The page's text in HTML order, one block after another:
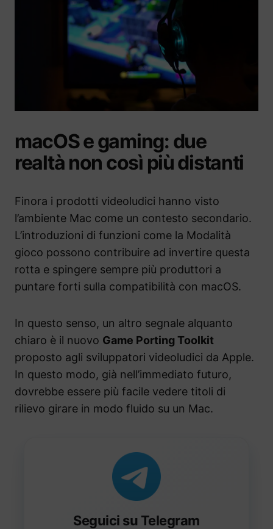
macOS e gaming: due
realtà non così più distanti
Finora i prodotti videoludici hanno visto
l’ambiente Mac come un contesto secondario.
L’introduzioni di funzioni come la Modalità
gioco possono contribuire ad invertire questa
rotta e spingere sempre più produttori a
puntare forti sulla compatibilità con macOS.
In questo senso, un altro segnale alquanto
chiaro è il nuovo Game Porting Toolkit
proposto agli sviluppatori videoludici da Apple.
In questo modo, già nell’immediato futuro,
dovrebbe essere più facile vedere titoli di
rilievo girare in modo fluido su un Mac.
Seguici su Telegram